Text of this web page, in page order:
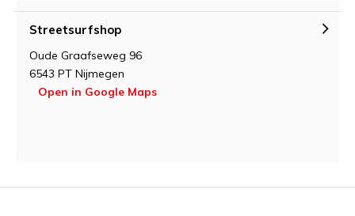
Streetsurfshop
Oude Graafseweg 96
6543 PT Nijmegen
Open in Google Maps